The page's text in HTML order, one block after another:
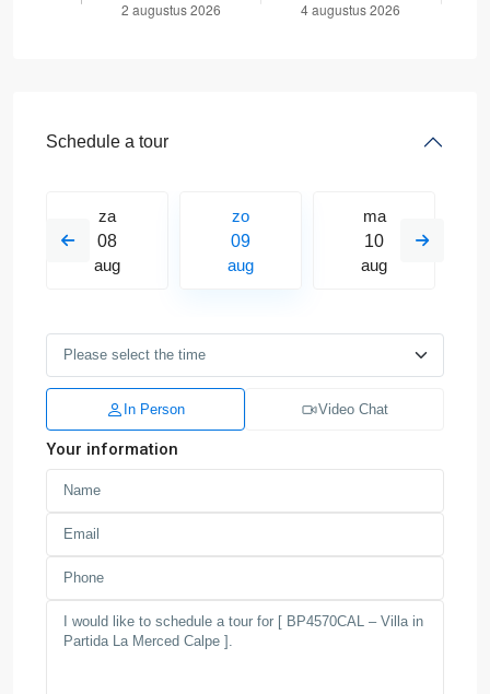
Schedule a tour
za
08
aug
zo
09
aug
ma
10
aug
In Person Video Chat
Your information